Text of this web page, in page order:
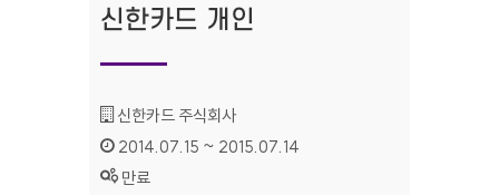
신한카드 개인
기관명 :
신한카드 주식회사
인증기간 :
2014.07.15 ~ 2015.07.14
상태 :
만료